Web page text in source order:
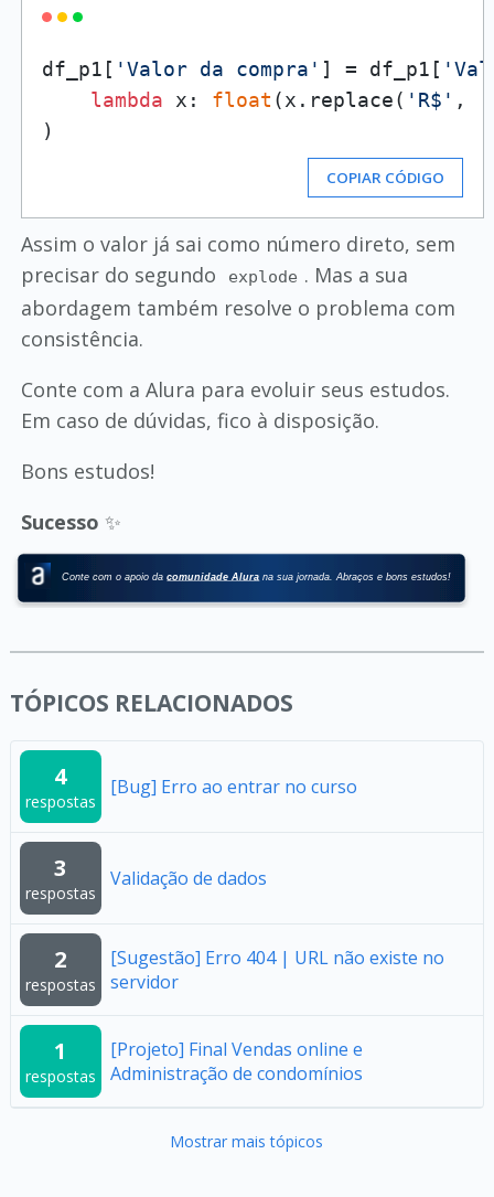
df_p1[ 'Valor da compra' ] = df_p1[
lambda x: float (x.replace( 'R$' ,
COPIAR CÓDIGO
Assim o valor já sai como número direto, sem
precisar do segundo
explode . Mas a sua
abordagem também resolve o problema com
consistência.
Conte com a Alura para evoluir seus estudos.
Em caso de dúvidas, fico à disposição.
Bons estudos!
Sucesso ✨
TÓPICOS RELACIONADOS
4
respostas
[Bug] Erro ao entrar no curso
3
respostas
Validação de dados
2
respostas
[Sugestão] Erro 404 | URL não existe no
servidor
1
respostas
[Projeto] Final Vendas online e
Administração de condomínios
Mostrar mais tópicos